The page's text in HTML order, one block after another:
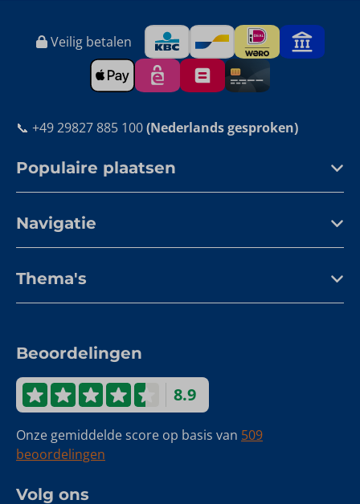
Veilig betalen
📞 +49 29827 885 100(Nederlands gesproken)
Populaire plaatsen
Navigatie
Thema's
Beoordelingen
8.9
Onze gemiddelde score op basis van 509
beoordelingen
Volg ons